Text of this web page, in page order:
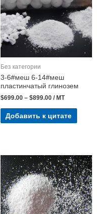
Без категории
3-6#меш 6-14#меш
пластинчатый глинозем
$699.00 – $899.00 / MT
Добавить к цитате